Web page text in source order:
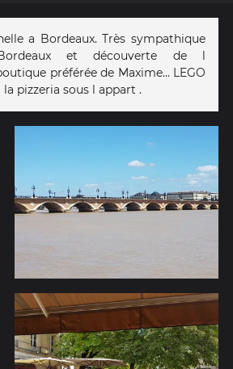
a Bordeaux. Très sympathique
et découverte de l
préférée de Maxime... LEGO
pizzeria sous l appart .